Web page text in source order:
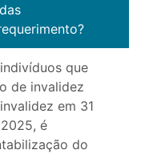
que
de invalidez
em 31
é
do